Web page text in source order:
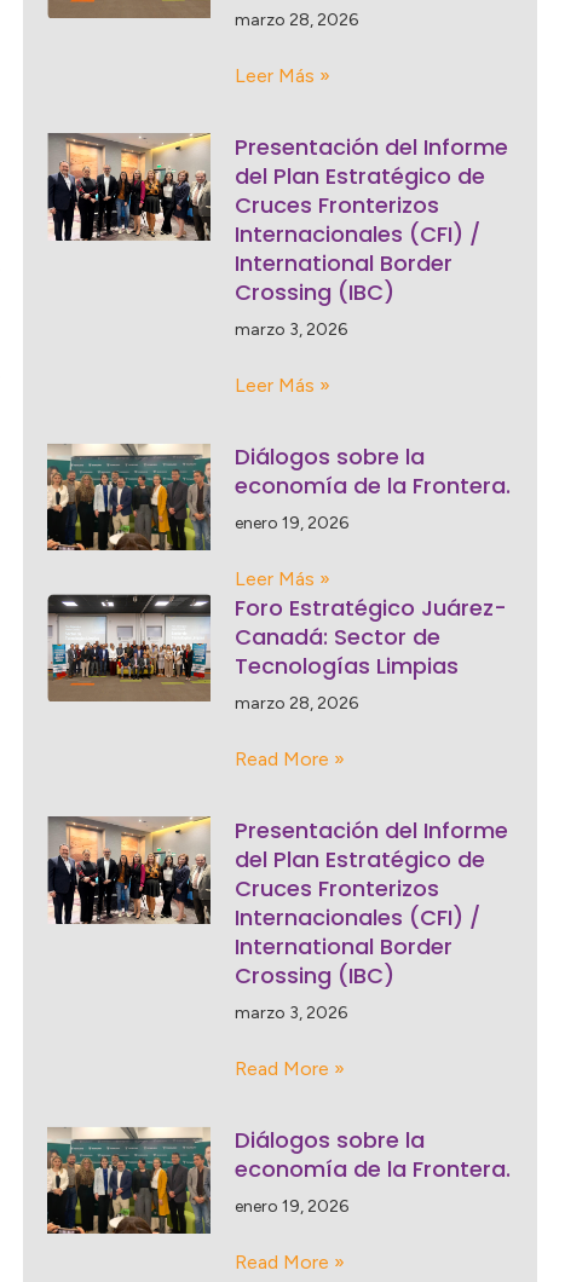
marzo 28, 2026
Leer Más »
Presentación del Informe
del Plan Estratégico de
Cruces Fronterizos
Internacionales (CFI) /
International Border
Crossing (IBC)
marzo 3, 2026
Leer Más »
Diálogos sobre la
economía de la Frontera.
enero 19, 2026
Leer Más »
Foro Estratégico Juárez-
Canadá: Sector de
Tecnologías Limpias
marzo 28, 2026
Read More »
Presentación del Informe
del Plan Estratégico de
Cruces Fronterizos
Internacionales (CFI) /
International Border
Crossing (IBC)
marzo 3, 2026
Read More »
Diálogos sobre la
economía de la Frontera.
enero 19, 2026
Read More »